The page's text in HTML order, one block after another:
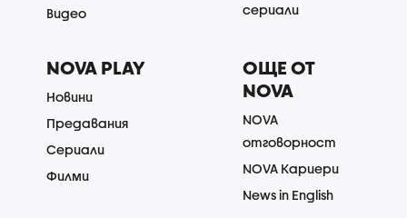
Видео
сериали
NOVA PLAY
Новини
Предавания
Сериали
Филми
ОЩЕ ОТ
NOVA
NOVA
отговорност
NOVA Кариери
News in English